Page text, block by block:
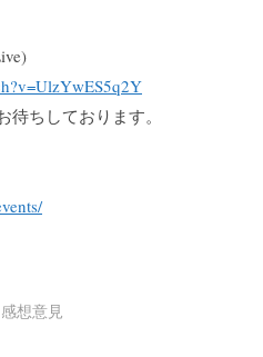
待ちしております。
感想意見